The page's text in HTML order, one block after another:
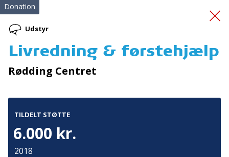
Supervision
Donation
Udstyr
Livredning & førstehjælp
Rødding Centret
TILDELT STØTTE
6.000 kr.
2018